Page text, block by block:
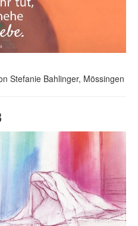
Stefanie Bahlinger, Mössingen